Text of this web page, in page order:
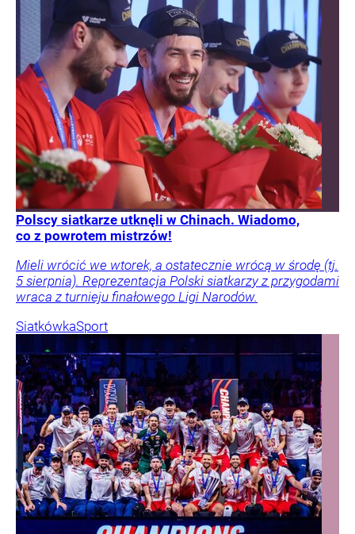
Polscy siatkarze utknęli w Chinach. Wiadomo,
co z powrotem mistrzów!
Mieli wrócić we wtorek, a ostatecznie wrócą w środę (tj.
5 sierpnia). Reprezentacja Polski siatkarzy z przygodami
wraca z turnieju finałowego Ligi Narodów.
SiatkówkaSport